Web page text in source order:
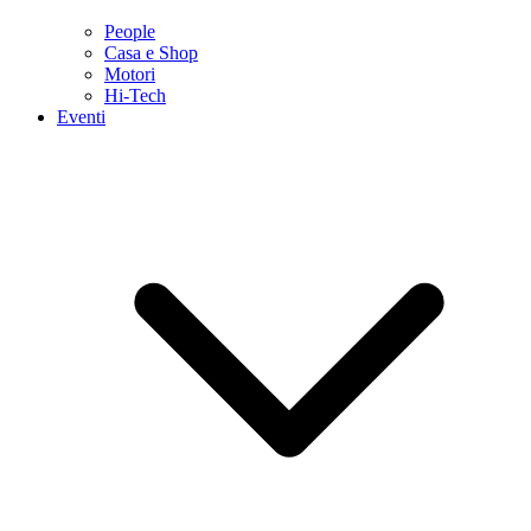
People
Casa e Shop
Motori
Hi-Tech
Eventi